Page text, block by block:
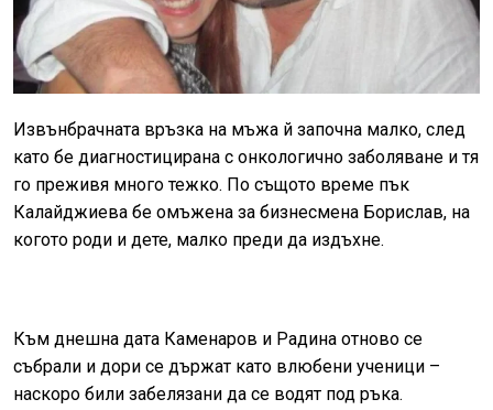
Извънбрачната връзка на мъжа й започна малко, след
като бе диагностицирана с онкологично заболяване и тя
го преживя много тежко. По същото време пък
Калайджиева бе омъжена за бизнесмена Борислав, на
когото роди и дете, малко преди да издъхне.
Към днешна дата Каменаров и Радина отново се
събрали и дори се държат като влюбени ученици –
наскоро били забелязани да се водят под ръка.